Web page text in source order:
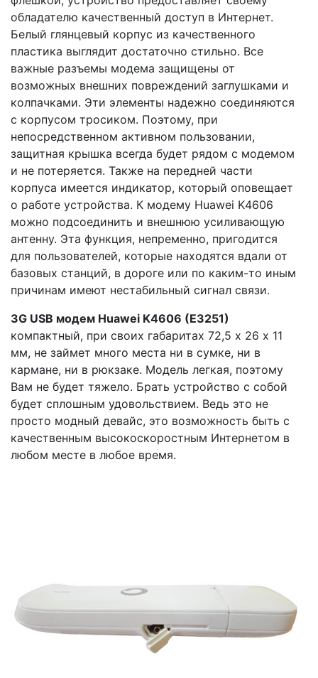
обладателю качественный доступ в Интернет.
Белый глянцевый корпус из качественного
пластика выглядит достаточно стильно. Все
важные разъемы модема защищены от
возможных внешних повреждений заглушками и
колпачками. Эти элементы надежно соединяются
с корпусом тросиком. Поэтому, при
непосредственном активном пользовании,
защитная крышка всегда будет рядом с модемом
и не потеряется. Также на передней части
корпуса имеется индикатор, который оповещает
о работе устройства. К модему Huawei K4606
можно подсоединить и внешнюю усиливающую
антенну. Эта функция, непременно, пригодится
для пользователей, которые находятся вдали от
базовых станций, в дороге или по каким-то иным
причинам имеют нестабильный сигнал связи.
3G USB модем Huawei K4606 (E3251)
компактный, при своих габаритах 72,5 х 26 х 11
мм, не займет много места ни в сумке, ни в
кармане, ни в рюкзаке. Модель легкая, поэтому
Вам не будет тяжело. Брать устройство с собой
будет сплошным удовольствием. Ведь это не
просто модный девайс, это возможность быть с
качественным высокоскоростным Интернетом в
любом месте в любое время.